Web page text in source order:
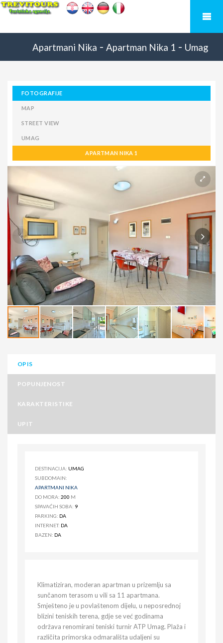
Apartmani Nika - Apartman Nika 1 - Umag
FOTOGRAFIJE
MAP
STREET VIEW
UMAG
APARTMAN NIKA 1
OPIS
POPUNJENOST
KARAKTERISTIKE
UPIT
DESTINACIJA: UMAG
SUBDOMAIN:
APARTMANI NIKA
DO MORA: 200 M
SPAVAĆIH SOBA: 9
PARKING: DA
INTERNET: DA
BAZEN: DA
Klimatiziran, moderan apartman u prizemlju sa
sunčanom terasom u vili sa 11 apartmana.
Smješteno je u povlaštenom dijelu, u neposrednoj
blizini teniskih terena, gdje se već godinama
održava renomirani teniski turnir ATP Umag. Plaža i
različita primorska odmarališta udaljeni su